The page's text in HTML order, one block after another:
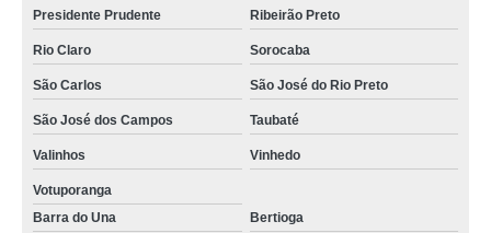
Presidente Prudente Ribeirão Preto
Rio Claro Sorocaba
São Carlos São José do Rio Preto
São José dos Campos Taubaté
Valinhos Vinhedo
Votuporanga
Barra do Una
Bertioga